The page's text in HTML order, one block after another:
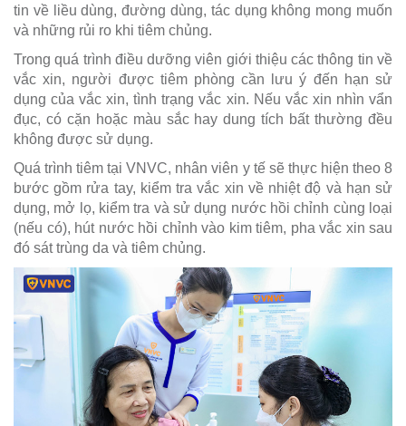
tin về liều dùng, đường dùng, tác dụng không mong muốn
và những rủi ro khi tiêm chủng.
Trong quá trình điều dưỡng viên giới thiệu các thông tin về
vắc xin, người được tiêm phòng cần lưu ý đến hạn sử
dụng của vắc xin, tình trạng vắc xin. Nếu vắc xin nhìn vẩn
đục, có cặn hoặc màu sắc hay dung tích bất thường đều
không được sử dụng.
Quá trình tiêm tại VNVC, nhân viên y tế sẽ thực hiện theo 8
bước gồm rửa tay, kiểm tra vắc xin về nhiệt độ và hạn sử
dụng, mở lọ, kiểm tra và sử dụng nước hồi chỉnh cùng loại
(nếu có), hút nước hồi chỉnh vào kim tiêm, pha vắc xin sau
đó sát trùng da và tiêm chủng.